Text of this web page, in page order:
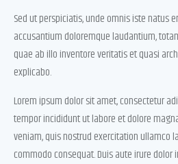
Sed ut perspiciatis, unde omnis iste natus
accusantium doloremque laudantium,
quae ab illo inventore veritatis et quasi
explicabo.
Lorem ipsum dolor sit amet, consectetur
tempor incididunt ut labore et dolore
veniam, quis nostrud exercitation ullamco
commodo consequat. Duis aute irure dolor